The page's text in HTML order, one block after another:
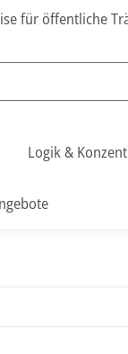
für öffentliche
Logik &